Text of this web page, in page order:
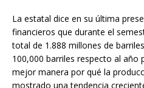
La estatal dice en su última
financieros que durante el
total de 1.888 millones de
100,000 barriles respecto al año
mejor manera por qué la
mostrado una tendencia